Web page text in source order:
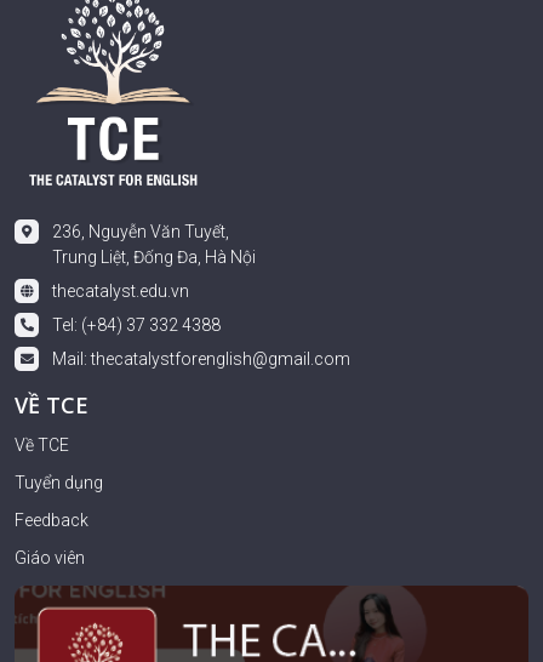
236, Nguyễn Văn Tuyết,
Trung Liệt, Đống Đa, Hà Nội
thecatalyst.edu.vn
Tel: (+84) 37 332 4388
Mail:thecatalystforenglish@gmail.com
VỀ TCE
Về TCE
Tuyển dụng
Feedback
Giáo viên